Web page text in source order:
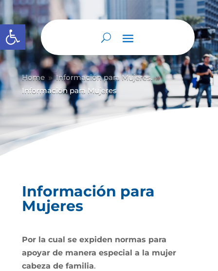
Abrir barra de herramientas
Home 9 Información para Mujeres. 9
Información para Mujeres
Información para
Mujeres
Por la cual se expiden normas para
apoyar de manera especial a la mujer
cabeza de familia.